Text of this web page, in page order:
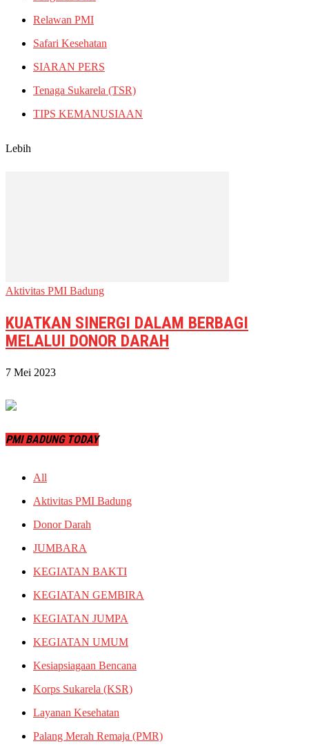
Relawan PMI
Safari Kesehatan
SIARAN PERS
Tenaga Sukarela (TSR)
TIPS KEMANUSIAAN
Lebih
Aktivitas PMI Badung
KUATKAN SINERGI DALAM BERBAGI
MELALUI DONOR DARAH
7 Mei 2023
PMI BADUNG TODAY
All
Aktivitas PMI Badung
Donor Darah
JUMBARA
KEGIATAN BAKTI
KEGIATAN GEMBIRA
KEGIATAN JUMPA
KEGIATAN UMUM
Kesiapsiagaan Bencana
Korps Sukarela (KSR)
Layanan Kesehatan
Palang Merah Remaja (PMR)